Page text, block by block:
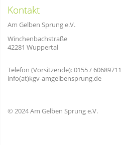
Kontakt
Am Gelben Sprung e.V.
Winchenbachstraße
42281 Wuppertal
Telefon (Vorsitzende): 0155 / 60689711
info(at)kgv-amgelbensprung.de
© 2024 Am Gelben Sprung e.V.